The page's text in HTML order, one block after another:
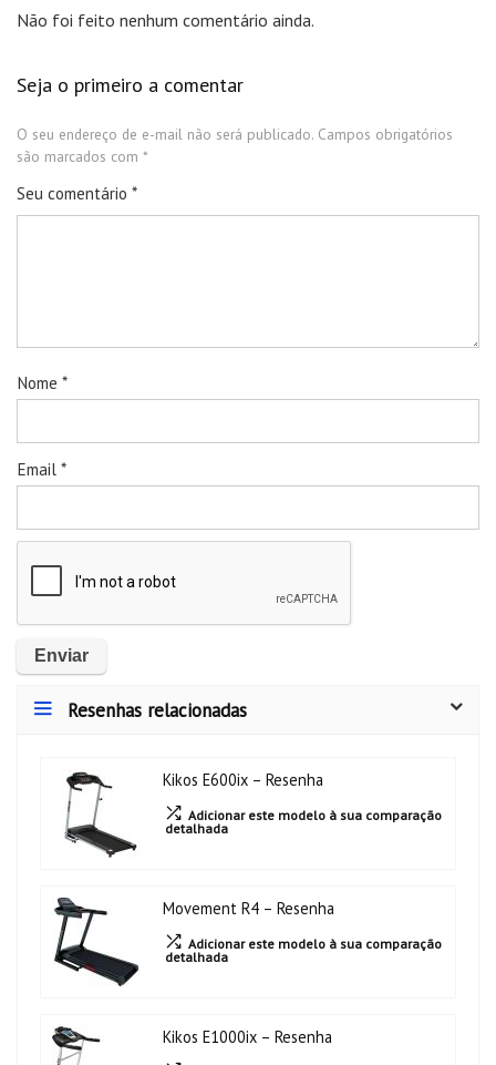
Não foi feito nenhum comentário ainda.
Seja o primeiro a comentar
O seu endereço de e-mail não será publicado. Campos obrigatórios
são marcados com *
Seu comentário *
Nome *
Email *
Resenhas relacionadas
Kikos E600ix – Resenha
Adicionar este modelo à sua comparação
detalhada
Movement R4 – Resenha
Adicionar este modelo à sua comparação
detalhada
Kikos E1000ix – Resenha